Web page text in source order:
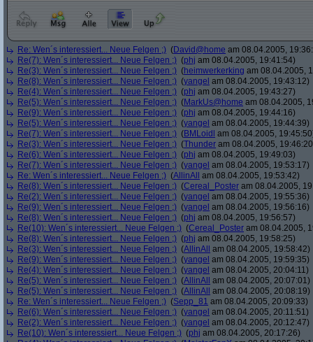
Re: Wen´s interessiert... Neue Felgen ;) (David@home am 08.04.2005,
Re(7): Wen´s interessiert... Neue Felgen ;) (phj am 08.04.2005, 19:41:54)
Re(3): Wen´s interessiert... Neue Felgen ;) (heimwerkerking am 08.04.2005,
Re(8): Wen´s interessiert... Neue Felgen ;) (yangel am 08.04.2005, 19:43:12)
Re(4): Wen´s interessiert... Neue Felgen ;) (phj am 08.04.2005, 19:43:27)
Re(5): Wen´s interessiert... Neue Felgen ;) (MarkUs@home am 08.04.2005,
Re(9): Wen´s interessiert... Neue Felgen ;) (phj am 08.04.2005, 19:44:16)
Re(5): Wen´s interessiert... Neue Felgen ;) (yangel am 08.04.2005, 19:44:39)
Re(7): Wen´s interessiert... Neue Felgen ;) (BMLoidl am 08.04.2005,
Re(3): Wen´s interessiert... Neue Felgen ;) (Thunder am 08.04.2005,
Re(6): Wen´s interessiert... Neue Felgen ;) (phj am 08.04.2005, 19:49:03)
Re(7): Wen´s interessiert... Neue Felgen ;) (yangel am 08.04.2005, 19:53:17)
Re: Wen´s interessiert... Neue Felgen ;) (AllinAll
am 08.04.2005, 19:53:42)
Re(8): Wen´s interessiert... Neue Felgen ;) (Cereal_Poster am 08.04.2005,
Re(2): Wen´s interessiert... Neue Felgen ;) (yangel am 08.04.2005, 19:55:36)
Re(9): Wen´s interessiert... Neue Felgen ;) (yangel am 08.04.2005, 19:56:16)
Re(8): Wen´s interessiert... Neue Felgen ;) (phj am 08.04.2005, 19:56:57)
Re(10): Wen´s interessiert... Neue Felgen ;) (Cereal_Poster am 08.04.2005,
Re(8): Wen´s interessiert... Neue Felgen ;) (phj am 08.04.2005, 19:58:25)
Re(3): Wen´s interessiert... Neue Felgen ;) (AllinAll
am 08.04.2005, 19:58:42)
Re(9): Wen´s interessiert... Neue Felgen ;) (yangel am 08.04.2005, 19:59:35)
Re(4): Wen´s interessiert... Neue Felgen ;) (yangel am 08.04.2005, 20:04:11)
Re(5): Wen´s interessiert... Neue Felgen ;) (AllinAll
am 08.04.2005, 20:07:01)
Re(5): Wen´s interessiert... Neue Felgen ;) (AllinAll
am 08.04.2005, 20:08:19)
Re: Wen´s interessiert... Neue Felgen ;) (Sepp_81 am 08.04.2005, 20:09:33)
Re(6): Wen´s interessiert... Neue Felgen ;) (yangel am 08.04.2005, 20:11:51)
Re(2): Wen´s interessiert... Neue Felgen ;) (yangel am 08.04.2005, 20:12:47)
Re(10): Wen´s interessiert... Neue Felgen ;) (phj am 08.04.2005, 20:17:26)